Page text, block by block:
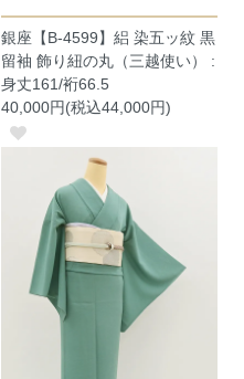
銀座【B-4599】絽 染五ッ紋 黒
留袖 飾り紐の丸（三越使い） :
身丈161/裄66.5
40,000円(税込44,000円)